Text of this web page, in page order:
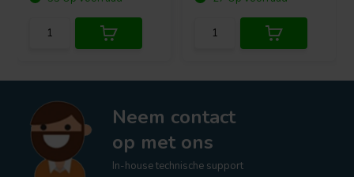
Neem contact
op met ons
In-house technische support